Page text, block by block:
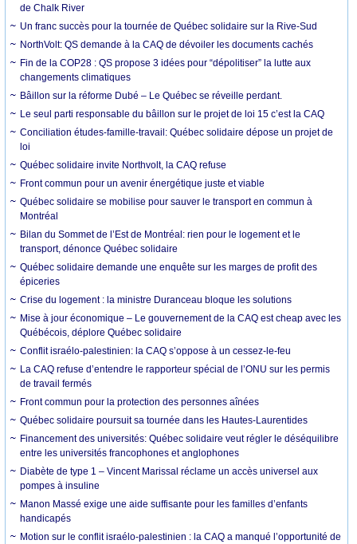
de Chalk River
Un franc succès pour la tournée de Québec solidaire sur la Rive-Sud
NorthVolt: QS demande à la CAQ de dévoiler les documents cachés
Fin de la COP28 : QS propose 3 idées pour “dépolitiser” la lutte aux
changements climatiques
Bâillon sur la réforme Dubé – Le Québec se réveille perdant.
Le seul parti responsable du bâillon sur le projet de loi 15 c’est la CAQ
Conciliation études-famille-travail: Québec solidaire dépose un projet de
loi
Québec solidaire invite Northvolt, la CAQ refuse
Front commun pour un avenir énergétique juste et viable
Québec solidaire se mobilise pour sauver le transport en commun à
Montréal
Bilan du Sommet de l’Est de Montréal: rien pour le logement et le
transport, dénonce Québec solidaire
Québec solidaire demande une enquête sur les marges de profit des
épiceries
Crise du logement : la ministre Duranceau bloque les solutions
Mise à jour économique – Le gouvernement de la CAQ est cheap avec les
Québécois, déplore Québec solidaire
Conflit israélo-palestinien: la CAQ s’oppose à un cessez-le-feu
La CAQ refuse d’entendre le rapporteur spécial de l’ONU sur les permis
de travail fermés
Front commun pour la protection des personnes aînées
Québec solidaire poursuit sa tournée dans les Hautes-Laurentides
Financement des universités: Québec solidaire veut régler le déséquilibre
entre les universités francophones et anglophones
Diabète de type 1 – Vincent Marissal réclame un accès universel aux
pompes à insuline
Manon Massé exige une aide suffisante pour les familles d’enfants
handicapés
Motion sur le conflit israélo-palestinien : la CAQ a manqué l’opportunité de